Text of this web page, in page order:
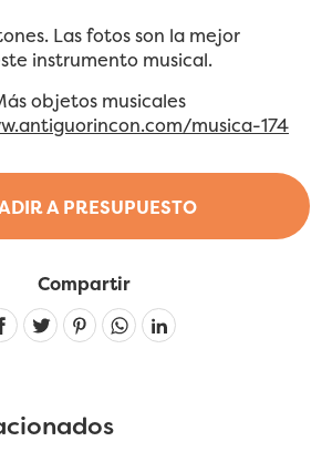
A PRESUPUESTO
Las fotos son la mejor
instrumento musical.
objetos musicales
musica-174
Compartir
Linkedin